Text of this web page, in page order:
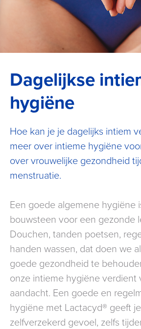
Dagelijkse
hygiëne
Hoe kan je je dagelijks intiem
meer over intieme hygiëne
over vrouwelijke gezondheid
menstruatie.
Een goede algemene hygiëne
bouwsteen voor een gezonde
Douchen, tanden poetsen,
handen wassen, dat doen we
goede gezondheid te
onze intieme hygiëne verdient
aandacht. Een goede en
hygiëne met Lactacyd® geeft
zelfverzekerd gevoel, zelfs